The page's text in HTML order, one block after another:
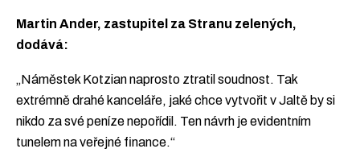
Martin Ander, zastupitel za Stranu zelených,
dodává:
„Náměstek Kotzian naprosto ztratil soudnost. Tak
extrémně drahé kanceláře, jaké chce vytvořit v Jaltě by si
nikdo za své peníze nepořídil. Ten návrh je evidentním
tunelem na veřejné finance.“